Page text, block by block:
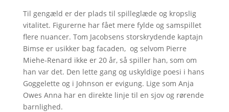
Til gengæld er der plads til spilleglæde og kropslig
vitalitet. Figurerne har fået mere fylde og samspillet
flere nuancer. Tom Jacobsens storskrydende kaptajn
Bimse er usikker bag facaden, og selvom Pierre
Miehe-Renard ikke er 20 år, så spiller han, som om
han var det. Den lette gang og uskyldige poesi i hans
Goggelette og i Johnson er evigung. Lige som Anja
Owes Anna har en direkte linje til en sjov og rørende
barnlighed.